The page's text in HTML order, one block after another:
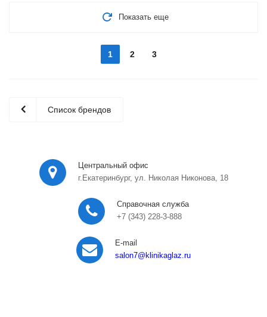
Показать еще
1 2 3
Список брендов
Центральный офис
г.Екатеринбург, ул. Николая Никонова, 18
Справочная служба
+7 (343) 228-3-888
E-mail
salon7@klinikaglaz.ru